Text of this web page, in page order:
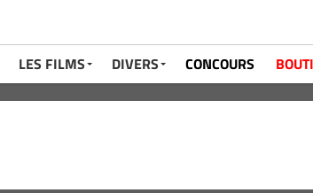
LES FILMS DIVERS CONCOURS